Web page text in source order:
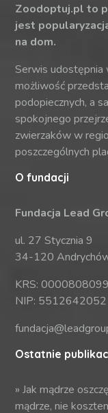
Zoodoptuj.pl to
jest
na dom.
Serwis udostępnia
możliwość
podopiecznych, a
spokojnego
zwierzaków w
poszczególnych
O fundacji
Fundacja Lead
ul. 27 Stycznia 9
34-120
KRS: 0000808099
NIP: 5512642052
Ostatnie
»Jak mądrze
mądrze, nie